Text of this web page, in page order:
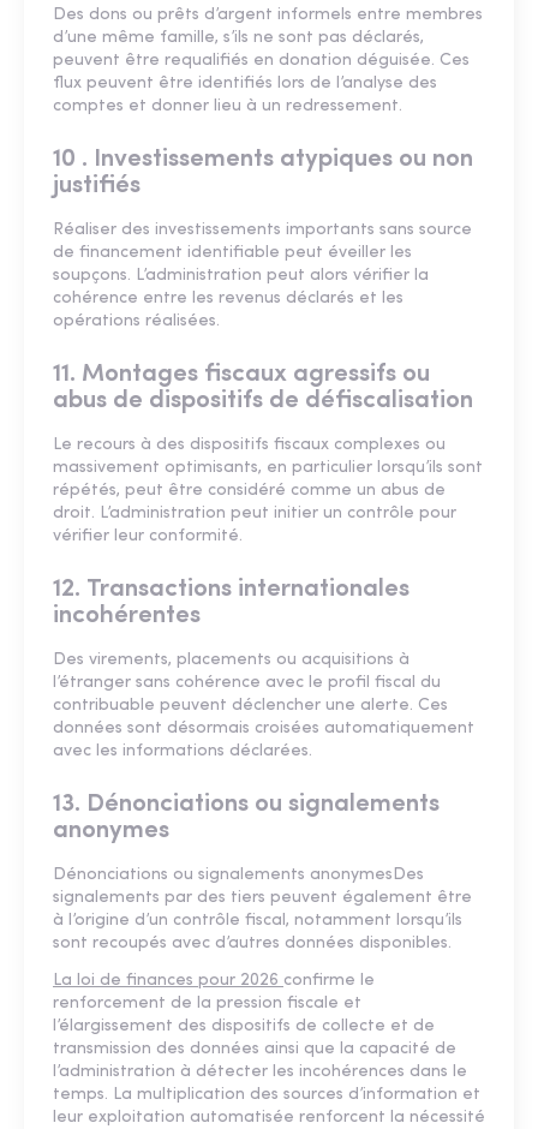
Des dons ou prêts d’argent informels entre membres
d’une même famille, s’ils ne sont pas déclarés,
peuvent être requalifiés en donation déguisée. Ces
flux peuvent être identifiés lors de l’analyse des
comptes et donner lieu à un redressement.
10 . Investissements atypiques ou non
justifiés
Réaliser des investissements importants sans source
de financement identifiable peut éveiller les
soupçons. L’administration peut alors vérifier la
cohérence entre les revenus déclarés et les
opérations réalisées.
11. Montages fiscaux agressifs ou
abus de dispositifs de défiscalisation
Le recours à des dispositifs fiscaux complexes ou
massivement optimisants, en particulier lorsqu’ils sont
répétés, peut être considéré comme un abus de
droit. L’administration peut initier un contrôle pour
vérifier leur conformité.
12. Transactions internationales
incohérentes
Des virements, placements ou acquisitions à
l’étranger sans cohérence avec le profil fiscal du
contribuable peuvent déclencher une alerte. Ces
données sont désormais croisées automatiquement
avec les informations déclarées.
13. Dénonciations ou signalements
anonymes
Dénonciations ou signalements anonymesDes
signalements par des tiers peuvent également être
à l’origine d’un contrôle fiscal, notamment lorsqu’ils
sont recoupés avec d’autres données disponibles.
La loi de finances pour 2026 confirme le
renforcement de la pression fiscale et
l’élargissement des dispositifs de collecte et de
transmission des données ainsi que la capacité de
l’administration à détecter les incohérences dans le
temps. La multiplication des sources d’information et
leur exploitation automatisée renforcent la nécessité